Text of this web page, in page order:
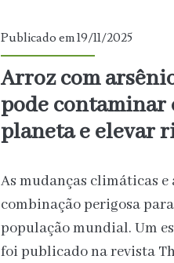
Publicado em 19/11/2025
Arroz com
pode contaminar
planeta e elevar
As mudanças climáticas
combinação perigosa
população mundial. Um
foi publicado na revista